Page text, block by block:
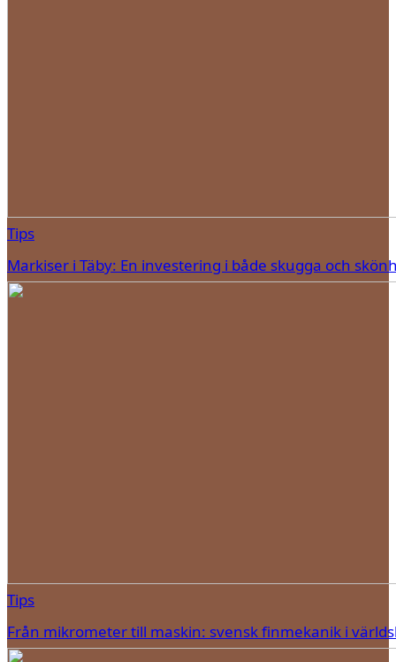
Tips
Markiser i Täby: En investering i både skugga och
Tips
Från mikrometer till maskin: svensk finmekanik i